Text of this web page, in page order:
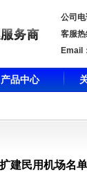
公司电
客服热
Email
产品中心
建民用机场名单